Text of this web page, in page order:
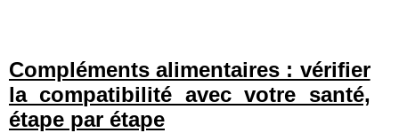
Compléments alimentaires : vérifier
la compatibilité avec votre santé,
étape par étape